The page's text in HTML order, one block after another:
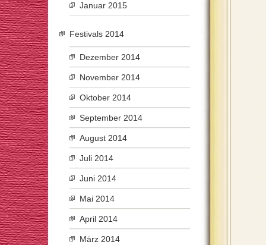
Januar 2015
Festivals 2014
Dezember 2014
November 2014
Oktober 2014
September 2014
August 2014
Juli 2014
Juni 2014
Mai 2014
April 2014
März 2014